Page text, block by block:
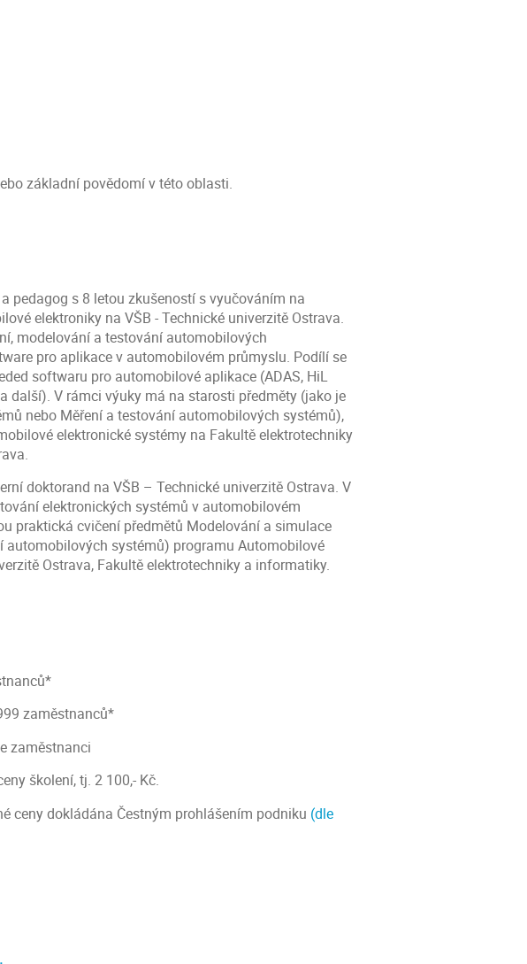
základní povědomí v této oblasti.
pedagog s 8 letou zkušeností s vyučováním na
elektroniky na VŠB - Technické univerzitě Ostrava.
modelování a testování automobilových
pro aplikace v automobilovém průmyslu. Podílí se
softwaru pro automobilové aplikace (ADAS, HiL
další). V rámci výuky má na starosti předměty (jako je
nebo Měření a testování automobilových systémů),
elektronické systémy na Fakultě elektrotechniky
doktorand na VŠB – Technické univerzitě Ostrava. V
elektronických systémů v automobilovém
praktická cvičení předmětů Modelování a simulace
systémů) programu Automobilové
Ostrava, Fakultě elektrotechniky a informatiky.
zaměstnanců*
zaměstnanci
školení, tj. 2 100,- Kč.
ceny dokládána Čestným prohlášením podniku (dle